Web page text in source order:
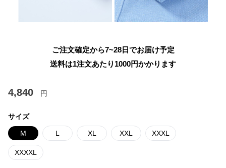
ご注文確定から7~28日でお届け予定
送料は1注文あたり 1000円かかります
4,840 円
サイズ
M L XL XXL XXXL
XXXXL